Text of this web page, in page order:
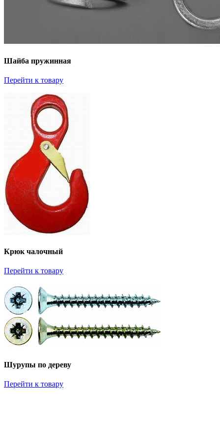
Шайба пружинная
Перейти к товару
Крюк чалочный
Перейти к товару
Шурупы по дереву
Перейти к товару